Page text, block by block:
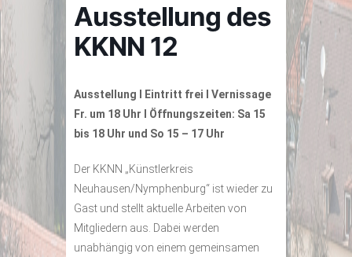
Ausstellung des
KKNN 12
Ausstellung I Eintritt frei I Vernissage
Fr. um 18 Uhr I Öffnungszeiten: Sa 15
bis 18 Uhr und So 15 – 17 Uhr
Der KKNN „Künstlerkreis
Neuhausen/Nymphenburg“ ist wieder zu
Gast und stellt aktuelle Arbeiten von
Mitgliedern aus. Dabei werden
unabhängig von einem gemeinsamen